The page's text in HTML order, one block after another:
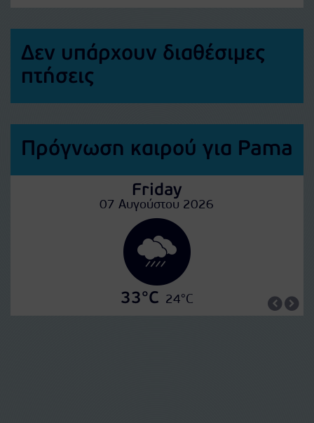
Δεν υπάρχουν διαθέσιμες
πτήσεις
Πρόγνωση καιρού για Pama
Friday
07 Αυγούστου 2026
33°C 24°C